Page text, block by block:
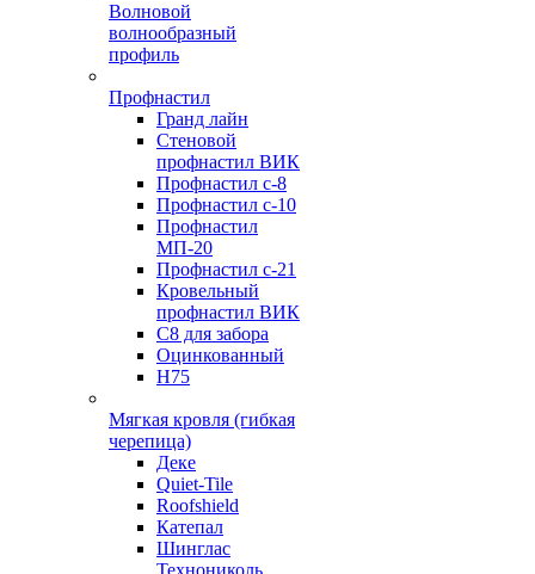
Волновой
волнообразный
профиль
Профнастил
Гранд лайн
Стеновой
профнастил ВИК
Профнастил с-8
Профнастил с-10
Профнастил
МП-20
Профнастил с-21
Кровельный
профнастил ВИК
С8 для забора
Оцинкованный
Н75
Мягкая кровля (гибкая
черепица)
Деке
Quiet-Tile
Roofshield
Катепал
Шинглас
Технониколь